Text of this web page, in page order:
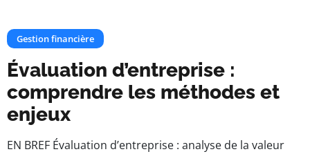
Gestion financière
Évaluation d’entreprise :
comprendre les méthodes et
enjeux
EN BREF Évaluation d’entreprise : analyse de la valeur